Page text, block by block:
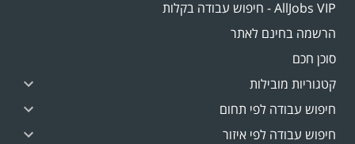
AllJobs VIP - חיפוש עבודה בקלות
הרשמה בחינם לאתר
סוכן חכם
קטגוריות מובילות
חיפוש עבודה לפי תחום
חיפוש עבודה לפי איזור